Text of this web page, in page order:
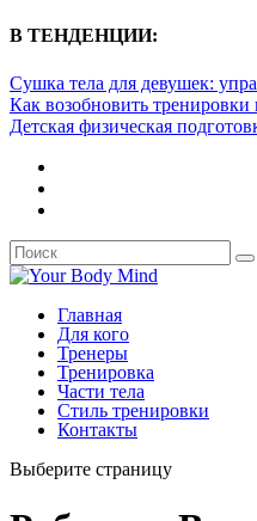
В ТЕНДЕНЦИИ:
Сушка тела для девушек:
Как возобновить
Детская физическая
Главная
Для кого
Тренеры
Тренировка
Части тела
Стиль тренировки
Контакты
Выберите страницу